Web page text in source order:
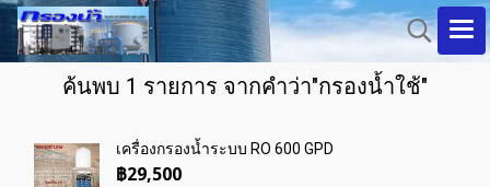
ค้นพบ 1 รายการ จากคำว่า"กรองน้ำใช้"
เครื่องกรองน้ำระบบ RO 600 GPD
฿29,500